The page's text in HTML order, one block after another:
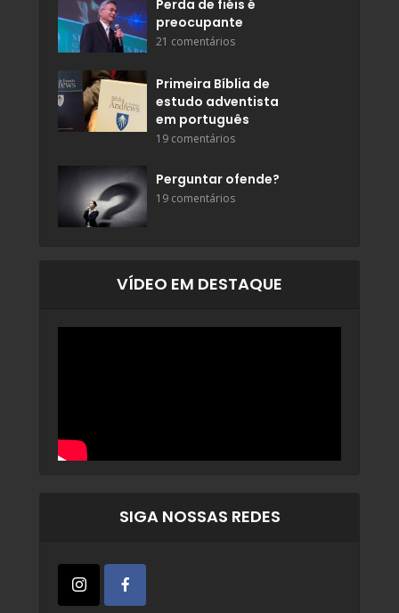
Perda de fiéis é
preocupante
21 comentários
Primeira Bíblia de
estudo adventista
em português
19 comentários
Perguntar ofende?
19 comentários
VÍDEO EM DESTAQUE
SIGA NOSSAS REDES